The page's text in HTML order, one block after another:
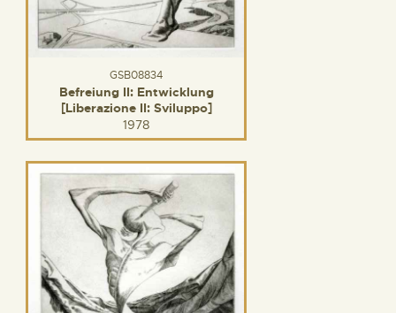
GSB08834
Befreiung II: Entwicklung
[Liberazione II: Sviluppo]
1978